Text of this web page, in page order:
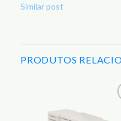
Similar post
PRODUTOS